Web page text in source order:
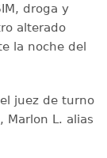
droga y
alterado
la noche del
juez de turno
Marlon L. alias